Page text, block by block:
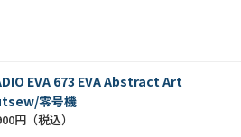
EVA 673 EVA Abstract Art
零号機
円